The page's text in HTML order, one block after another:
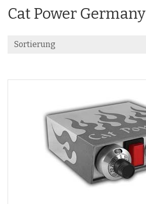
Cat Power Germany
Sortierung